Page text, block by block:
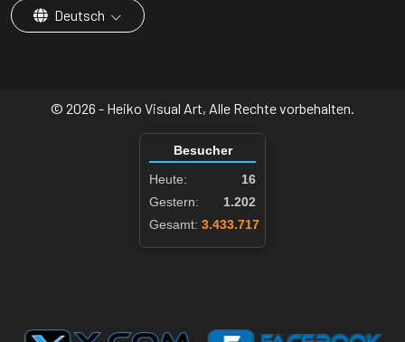
Deutsch
© 2026 - Heiko Visual Art, Alle Rechte vorbehalten.
Besucher
Heute:
16
Gestern:
1.202
Gesamt: 3.433.717